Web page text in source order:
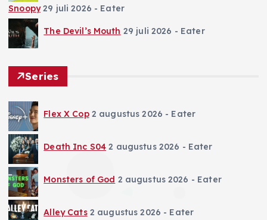
Snoopy 29 juli 2026 - Eater
The Devil’s Mouth 29 juli 2026 - Eater
Series
Flex X Cop 2 augustus 2026 - Eater
Death Inc S04 2 augustus 2026 - Eater
Monsters of God 2 augustus 2026 - Eater
Alley Cats 2 augustus 2026 - Eater